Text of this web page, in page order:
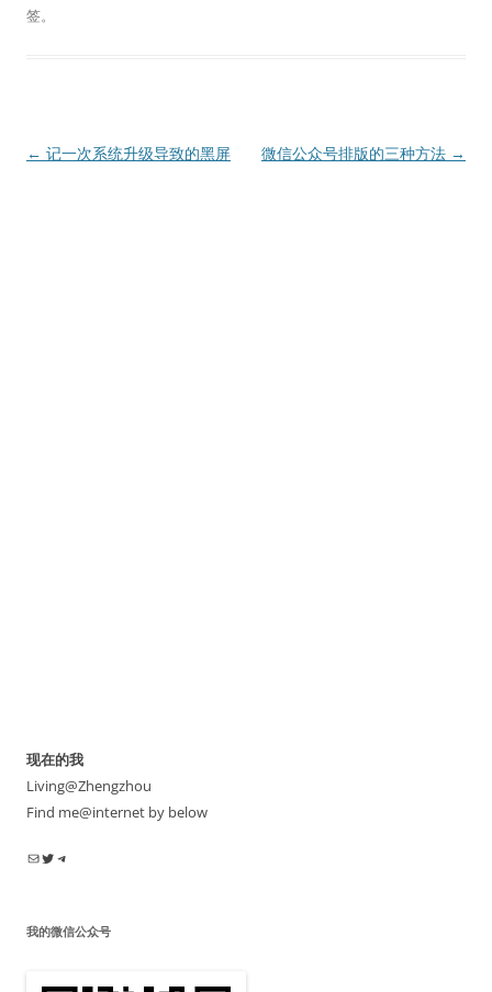
签。
文
← 记一次系统升级导致的黑屏 微信公众号排版的三种方法 →
现在的我
Living@Zhengzhou
Find me@internet by below
电子邮件Twitter Telegram
我的微信公众号